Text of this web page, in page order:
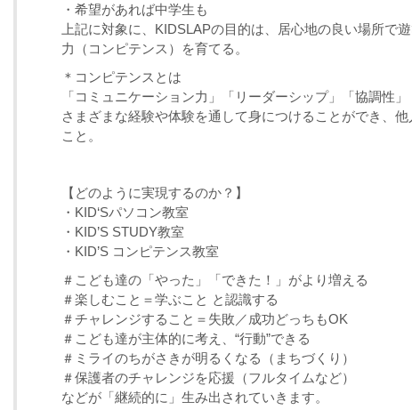
・希望があれば中学生も
上記に対象に、KIDSLAPの目的は、居心地の良い場所で
力（コンピテンス）を育てる。
＊コンピテンスとは
「コミュニケーション力」「リーダーシップ」「協調性
さまざまな経験や体験を通して身につけることができ、
こと。
【どのように実現するのか？】
・KID‘Sパソコン教室
・KID’S STUDY教室
・KID’S コンピテンス教室
＃こども達の「やった」「できた！」がより増える
＃楽しむこと＝学ぶこと と認識する
＃チャレンジすること＝失敗／成功どっちもOK
＃こども達が主体的に考え、“行動”できる
＃ミライのちがさきが明るくなる（まちづくり）
＃保護者のチャレンジを応援（フルタイムなど）
などが「継続的に」生み出されていきます。